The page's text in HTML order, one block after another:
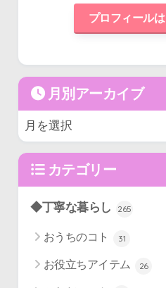
プロフィール
月別アーカイブ
カテゴリー
◆丁寧な暮らし 265
おうちのコト 31
お役立ちアイテム 26